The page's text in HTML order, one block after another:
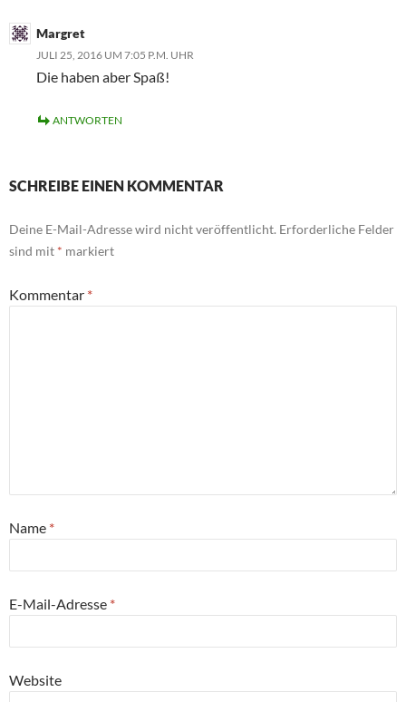
Margret
JULI 25, 2016 UM 7:05 P.M. UHR
Die haben aber Spaß!
ANTWORTEN
SCHREIBE EINEN KOMMENTAR
Deine E-Mail-Adresse wird nicht veröffentlicht. Erforderliche Felder
sind mit * markiert
Kommentar *
Name *
E-Mail-Adresse *
Website